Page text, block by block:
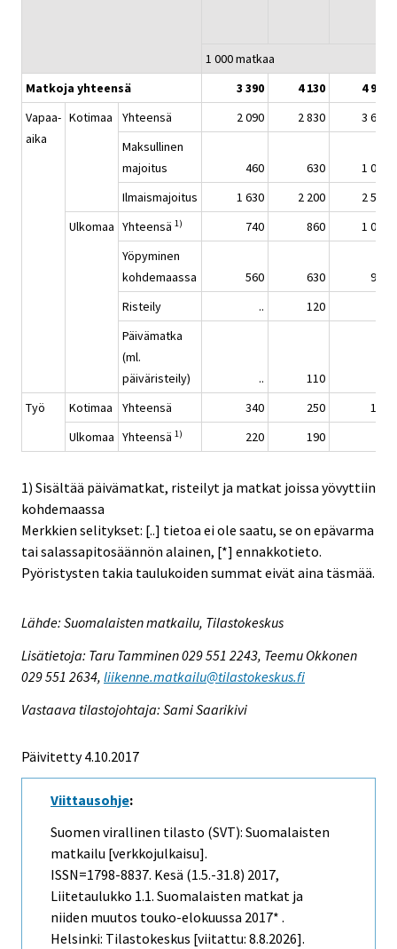
1 000 matkaa
Matkoja yhteensä
3 390 4 130
4 960
Vapaa-
aika
Kotimaa Yhteensä 2 090 2 830
3 650
Maksullinen
majoitus
460 630
1 090
Ilmaismajoitus
1 630 2 200
2 560
Ulkomaa Yhteensä 1) 740 860
1 080
Yöpyminen
kohdemaassa
560 630
940
Risteily
.. 120
Päivämatka
(ml.
päiväristeily)
.. 110
Työ
Kotimaa Yhteensä 340 250
150
Ulkomaa Yhteensä 1) 220 190
1) Sisältää päivämatkat, risteilyt ja matkat joissa yövyttiin
kohdemaassa
Merkkien selitykset: [..] tietoa ei ole saatu, se on epävarma
tai salassapitosäännön alainen, [*] ennakkotieto.
Pyöristysten takia taulukoiden summat eivät aina täsmää.
Lähde: Suomalaisten matkailu, Tilastokeskus
Lisätietoja: Taru Tamminen 029 551 2243, Teemu Okkonen
029 551 2634, liikenne.matkailu@tilastokeskus.fi
Vastaava tilastojohtaja: Sami Saarikivi
Päivitetty 4.10.2017
Viittausohje:
Suomen virallinen tilasto (SVT): Suomalaisten
matkailu [verkkojulkaisu].
ISSN=1798-8837. Kesä (1.5.-31.8) 2017,
Liitetaulukko 1.1. Suomalaisten matkat ja
niiden muutos touko-elokuussa 2017* .
Helsinki: Tilastokeskus [viitattu: 8.8.2026].